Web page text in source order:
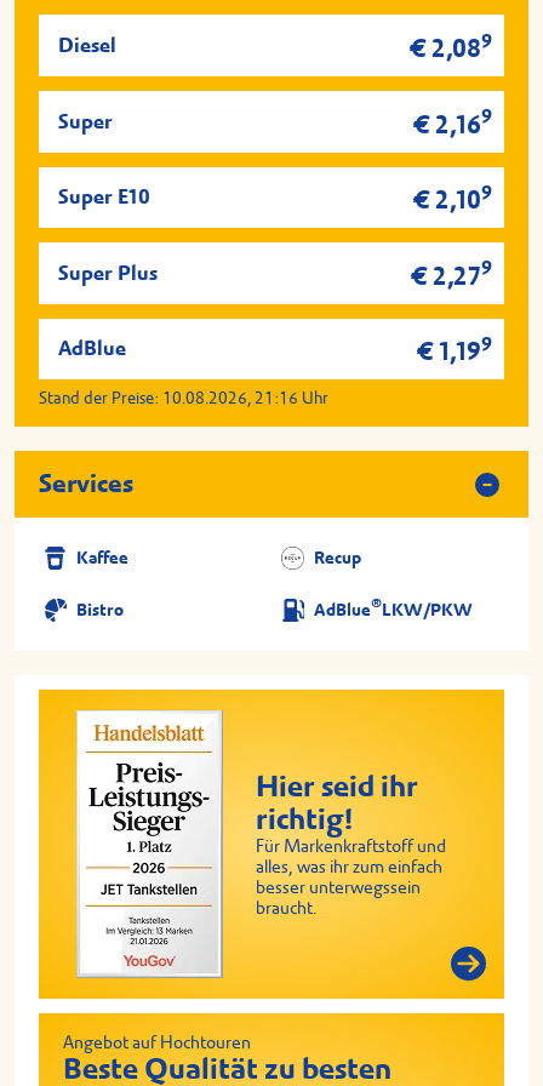
Diesel € 2,089
Super € 2,169
Super E10 € 2,109
Super Plus € 2,279
AdBlue € 1,199
Stand der Preise: 10.08.2026, 21:16 Uhr
Services
Kaffee Recup
Bistro AdBlue® LKW/PKW
Hier seid ihr
richtig!
Für Markenkraftstoff und
alles, was ihr zum einfach
besser unterwegssein
braucht.
Angebot auf Hochtouren
Beste Qualität zu besten